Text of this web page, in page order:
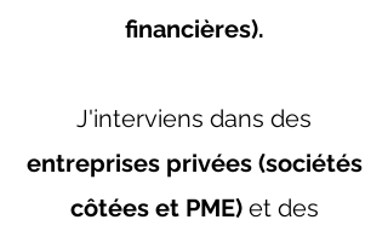
financières).
J'interviens dans des
entreprises privées (sociétés
côtées et PME)et des